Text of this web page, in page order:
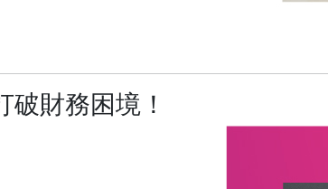
財務困境！